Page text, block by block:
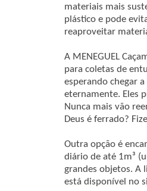
materiais mais
plástico e pode
reaproveitar
A MENEGUEL
para coletas de
esperando chegar
eternamente. Eles
Nunca mais vão
Deus é ferrado?
Outra opção é
diário de até 1m³
grandes objetos. A
está disponível no